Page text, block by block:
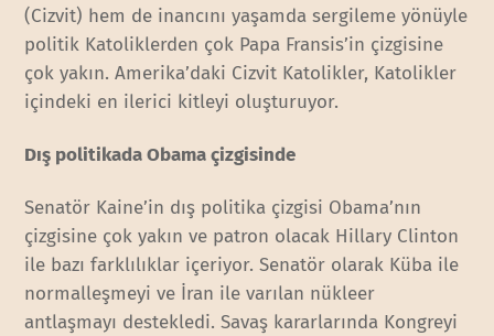
(Cizvit) hem de inancını yaşamda sergileme yönüyle
politik Katoliklerden çok Papa Fransis’in çizgisine
çok yakın. Amerika’daki Cizvit Katolikler, Katolikler
içindeki en ilerici kitleyi oluşturuyor.
Dış politikada Obama çizgisinde
Senatör Kaine’in dış politika çizgisi Obama’nın
çizgisine çok yakın ve patron olacak Hillary Clinton
ile bazı farklılıklar içeriyor. Senatör olarak Küba ile
normalleşmeyi ve İran ile varılan nükleer
antlaşmayı destekledi. Savaş kararlarında Kongreyi